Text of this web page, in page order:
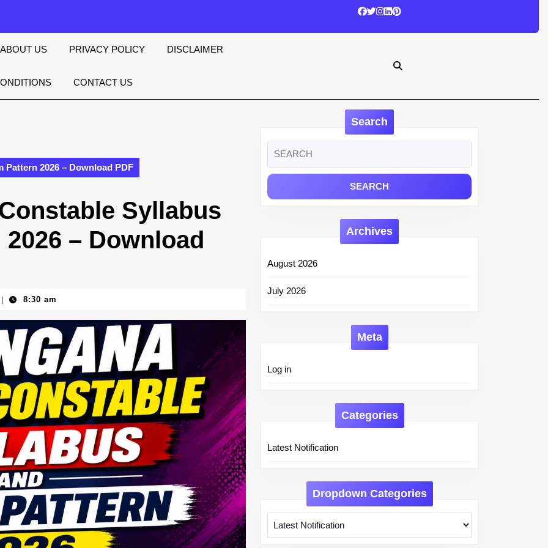
ABOUT US PRIVACY POLICY DISCLAIMER
CONTACT US
Pattern 2026 – Download PDF
Syllabus
– Download
8:30 am
Search
for:
Archives
August 2026
July 2026
Meta
Log in
Categories
Latest Notification
Dropdown Categories